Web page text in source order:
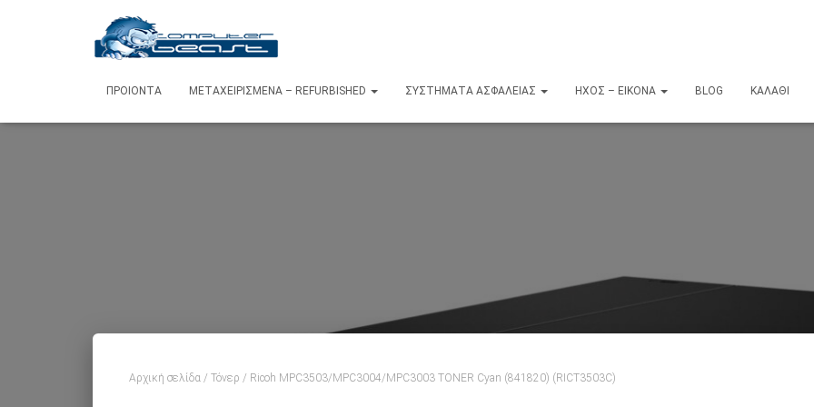
ΠΡΟΙΌΝΤΑ ΜΕΤΑΧΕΙΡΙΣΜΈΝΑ – REFURBISHED ΣΥΣΤΉΜΑΤΑ ΑΣΦΑΛΕΊΑΣ ΉΧΟΣ – ΕΙΚΌΝΑ BLOG ΚΑΛΆΘΙ
Αρχική σελίδα / Τόνερ / Ricoh MPC3503/MPC3004/MPC3003 TONER Cyan (841820) (RICT3503C)